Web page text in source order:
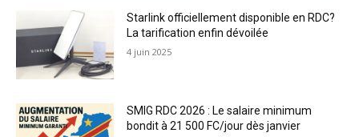
Starlink officiellement disponible en RDC?
La tarification enfin dévoilée
4 juin 2025
SMIG RDC 2026 : Le salaire minimum
bondit à 21 500 FC/jour dès janvier